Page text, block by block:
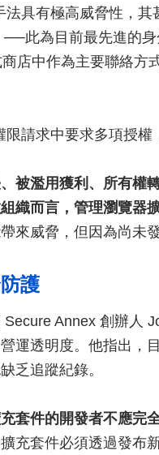
具有極高威脅性，
此為目前最先進的
店中作為主要聯絡方
請求中要求多項授權
被濫用獲利、所有權
織而言，管理瀏覽器
來威脅，但因為尚未
護
Annex 創辦人
運透明度。他指出，
乏追蹤紀錄。
套件的開發者不應完
充套件必須透過發布